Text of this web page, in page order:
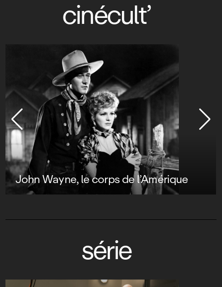
cinécult’
John Wayne, le corps de l’Amérique
série